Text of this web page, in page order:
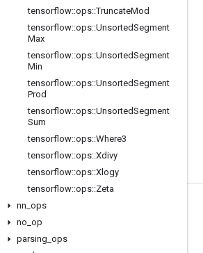
tensorflow::ops::TruncateMod
tensorflow::ops::UnsortedSegment
Max
tensorflow::ops::UnsortedSegment
Min
tensorflow::ops::UnsortedSegment
Prod
tensorflow::ops::UnsortedSegment
Sum
tensorflow::ops::Where3
tensorflow::ops::Xdivy
tensorflow::ops::Xlogy
tensorflow::ops::Zeta
nn ops
no op
parsing ops
সবসময় যুক্ত থাকুন